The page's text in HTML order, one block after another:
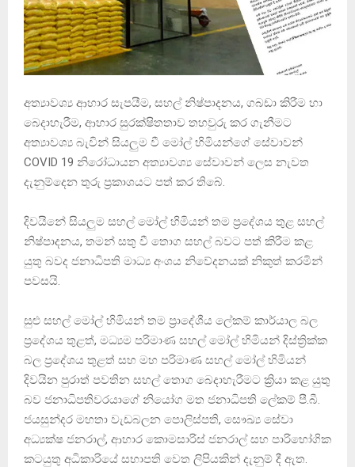
අත්‍යාවශ්‍ය ආහාර සැපයීම, සහල් නිෂ්පාදනය, ගබඩා කිරීම හා
බෙදාහැරීම, ආහාර සුරක්ෂිතතාව තහවුරු කර ගැනීමට
අත්‍යාවශ්‍ය බැවින් සියලුම වී මෝල් හිමියන්ගේ සේවාවන්
COVID 19 නිරෝධායන අත්‍යාවශ්‍ය සේවාවන් ලෙස නැවත
දැනුම්දෙන තුරු ප්‍රකාශයට පත් කර තිබේ.
දිවයිනේ සියලුම සහල් මෝල් හිමියන් තම ප්‍රදේශය තුළ සහල්
නිෂ්පාදනය, තමන් සතු වී තොග සහල් බවට පත් කිරීම කළ
යුතු බවද ජනාධිපති මාධ්‍ය අංශය නිවේදනයක් නිකුත් කරමින්
පවසයි.
සුළු සහල් මෝල් හිමියන් තම ප්‍රාදේශීය ලේකම් කාර්යාල බල
ප්‍රදේශය තුළත්, මධ්‍යම පරිමාණ සහල් මෝල් හිමියන් දිස්ත්‍රික්ක
බල ප්‍රදේශය තුළත් සහ මහ පරිමාණ සහල් මෝල් හිමියන්
දිවයින පුරාත් පවතින සහල් තොග බෙදාහැරීමට ක්‍රියා කළ යුතු
බව ජනාධිපතිවරයාගේ නියෝග මත ජනාධිපති ලේකම් පී.බී.
ජයසුන්දර මහතා වැඩබලන පොලිස්පති, සෞඛ්‍ය සේවා
අධ්‍යක්ෂ ජනරාල්, ආහාර කොමසාරිස් ජනරාල් සහ පාරිභෝගික
කටයුතු අධිකාරියේ සභාපති වෙත ලිපියකින් දැනුම් දී ඇත.